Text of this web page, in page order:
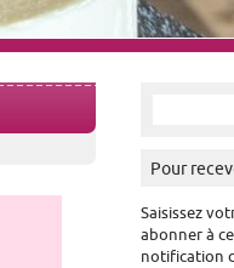
Pour
Saisissez
abonner à
notification